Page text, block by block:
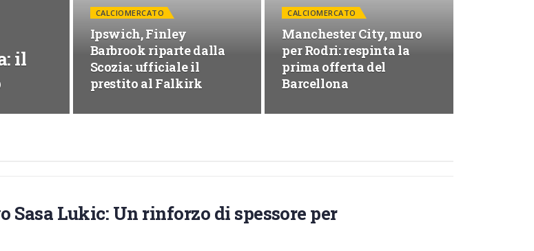
il
CALCIOMERCATO
Ipswich, Finley
Barbrook riparte dalla
Scozia: ufficiale il
prestito al Falkirk
CALCIOMERCATO
Manchester City, muro
per Rodri: respinta la
prima offerta del
Barcellona
Lukic: Un rinforzo di spessore per